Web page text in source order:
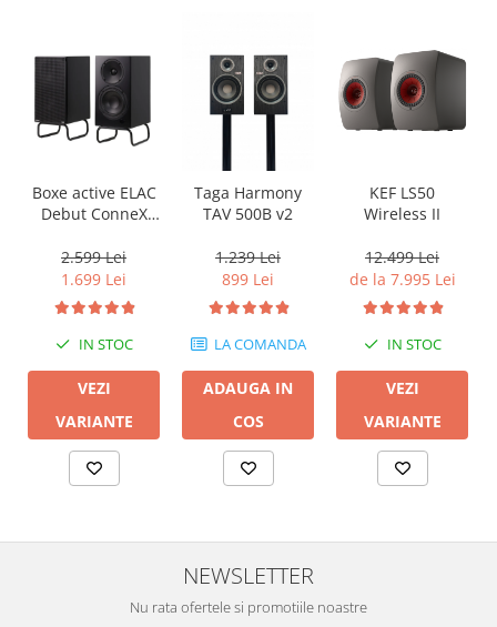
Boxe active ELAC
Debut ConneX
ARC
2.599 Lei
1.699 Lei
IN STOC
VEZI
VARIANTE
Taga Harmony
TAV 500B v2
1.239 Lei
899 Lei
LA COMANDA
ADAUGA IN
COS
KEF LS50
Wireless II
12.499 Lei
de la 7.995 Lei
IN STOC
VEZI
VARIANTE
NEWSLETTER
Nu rata ofertele si promotiile noastre